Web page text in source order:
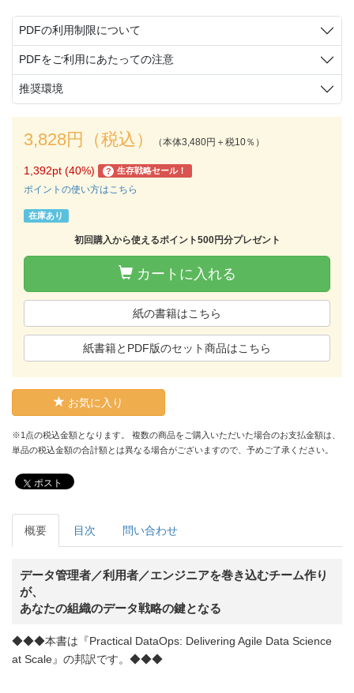
PDFの利用制限について
PDFをご利用にあたっての注意
推奨環境
3,828円（税込） （本体3,480円＋税10％）
1,392pt (40%) ? 生存戦略セール！
ポイントの使い方はこちら
在庫あり
初回購入から使えるポイント500円分プレゼント
カートに入れる
紙の書籍はこちら
紙書籍とPDF版のセット商品はこちら
お気に入り
※1点の税込金額となります。 複数の商品をご購入いただいた場合のお支払金額は、
単品の税込金額の合計額とは異なる場合がございますので、予めご了承ください。
ポスト
概要 目次 問い合わせ
データ管理者／利用者／エンジニアを巻き込むチーム作り
が、
あなたの組織のデータ戦略の鍵となる
◆◆◆本書は『Practical DataOps: Delivering Agile Data Science
at Scale』の邦訳です。◆◆◆